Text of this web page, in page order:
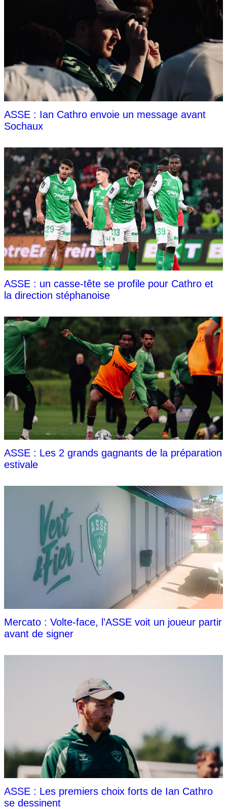
ASSE : Ian Cathro envoie un message avant
Sochaux
ASSE : un casse-tête se profile pour Cathro et
la direction stéphanoise
ASSE : Les 2 grands gagnants de la préparation
estivale
Mercato : Volte-face, l’ASSE voit un joueur partir
avant de signer
ASSE : Les premiers choix forts de Ian Cathro
se dessinent